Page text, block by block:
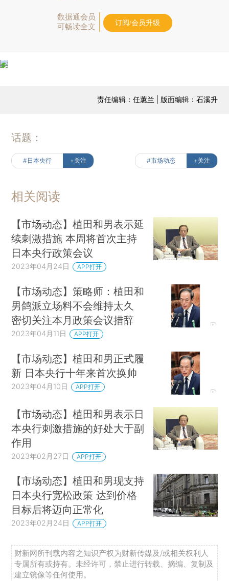
数据通会员
可畅读全文
订阅/会员升级
责任编辑：任蕙兰 | 版面编辑：石溪升
话题：
#日本央行 +关注 #市场动态 +关注
相关阅读
【市场动态】植田和男表示延
续刺激措施 本周将首次主持
日本央行政策会议
2023年04月24日 APP打开
【市场动态】策略师：植田和
男鸽派立场料不会维持太久
密切关注本月政策会议措辞
2023年04月11日 APP打开
【市场动态】植田和男正式履
新 日本央行十年来首次换帅
2023年04月10日 APP打开
【市场动态】植田和男表示日
本央行刺激措施的好处大于副
作用
2023年02月27日 APP打开
【市场动态】植田和男现支持
日本央行宽松政策 达到价格
目标后将迈向正常化
2023年02月24日 APP打开
财新网所刊载内容之知识产权为财新传媒及/或相关权利人
专属所有或持有。未经许可，禁止进行转载、摘编、复制及
建立镜像等任何使用。